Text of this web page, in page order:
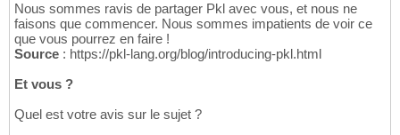
Nous sommes ravis de partager Pkl avec vous, et nous ne
faisons que commencer. Nous sommes impatients de voir ce
que vous pourrez en faire !
Source : https://pkl-lang.org/blog/introducing-pkl.html
Et vous ?
Quel est votre avis sur le sujet ?